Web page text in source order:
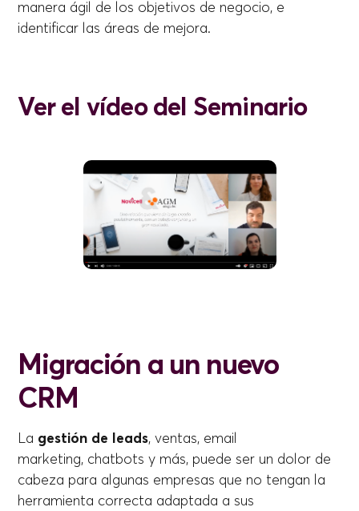
manera ágil de los objetivos de negocio, e
identificar las áreas de mejora.
Ver el vídeo del Seminario
Migración a un nuevo
CRM
La gestión de leads, ventas, email
marketing, chatbots y más, puede ser un dolor de
cabeza para algunas empresas que no tengan la
herramienta correcta adaptada a sus